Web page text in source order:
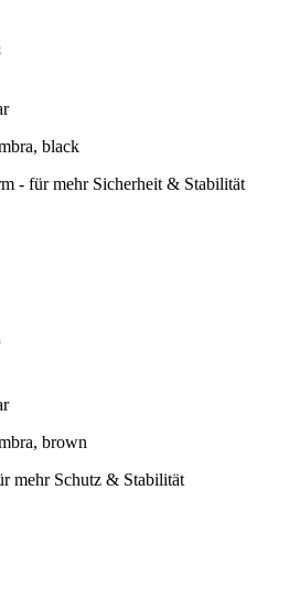
black
- für mehr Sicherheit & Stabilität
brown
mehr Schutz & Stabilität